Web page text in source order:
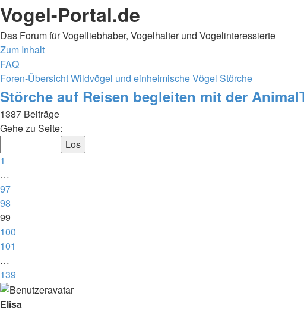
Vogel-Portal.de
Das Forum für Vogelliebhaber, Vogelhalter und Vogelinteressierte
Zum Inhalt
FAQ
Foren-ÜbersichtWildvögel und einheimische Vögel Störche
Störche auf Reisen begleiten mit der
1387 Beiträge
Seite
von
Gehe zu Seite:
Vorherige
1
…
97
98
99
100
101
…
139
Nächste
Elisa